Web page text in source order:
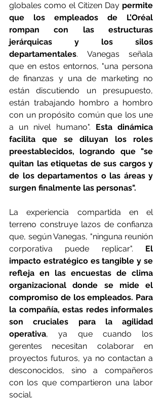
globales como el Citizen Day permite
que los empleados de L’Oréal
rompan con las estructuras
jerárquicas y los silos
departamentales. Vanegas señala
que en estos entornos, "una persona
de finanzas y una de marketing no
están discutiendo un presupuesto,
están trabajando hombro a hombro
con un propósito común que los une
a un nivel humano". Esta dinámica
facilita que se diluyan los roles
preestablecidos, logrando que "se
quitan las etiquetas de sus cargos y
de los departamentos o las áreas y
surgen finalmente las personas".
La experiencia compartida en el
terreno construye lazos de confianza
que, según Vanegas, "ninguna reunión
corporativa puede replicar". El
impacto estratégico es tangible y se
refleja en las encuestas de clima
organizacional donde se mide el
compromiso de los empleados. Para
la compañía, estas redes informales
son cruciales para la agilidad
operativa, ya que cuando los
gerentes necesitan colaborar en
proyectos futuros, ya no contactan a
desconocidos, sino a compañeros
con los que compartieron una labor
social.